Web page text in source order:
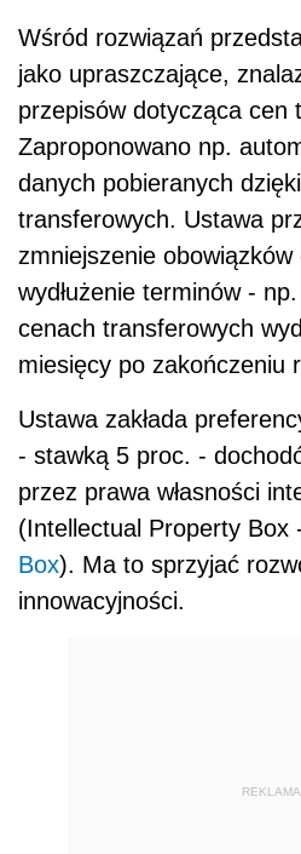
Wśród rozwiązań
jako upraszczające,
przepisów dotycząca cen
Zaproponowano np.
danych pobieranych
transferowych. Ustawa
zmniejszenie
wydłużenie terminów -
cenach transferowych
miesięcy po zakończeniu
Ustawa zakłada
- stawką 5 proc. -
przez prawa własności
(Intellectual Property Box
Box). Ma to sprzyjać
innowacyjności.
REKLAMA